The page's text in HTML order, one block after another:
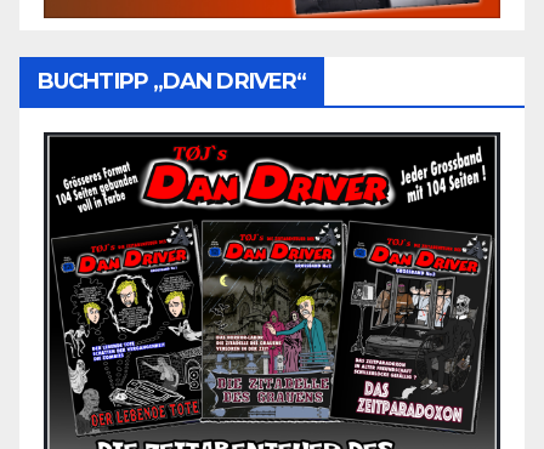
BUCHTIPP „DAN DRIVER“